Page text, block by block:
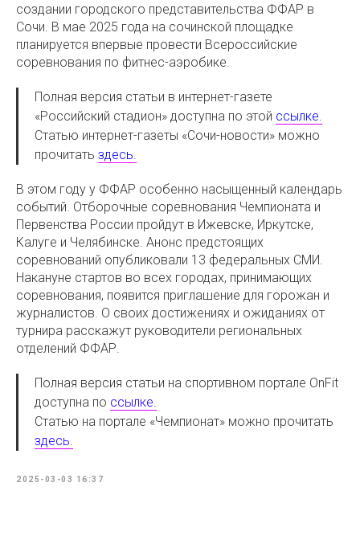
создании городского представительства ФФАР в
Сочи. В мае 2025 года на сочинской площадке
планируется впервые провести Всероссийские
соревнования по фитнес-аэробике.
Полная версия статьи в интернет-газете
«Российский стадион» доступна по этой ссылке.
Статью интернет-газеты «Сочи-новости» можно
прочитать здесь.
В этом году у ФФАР особенно насыщенный календарь
событий. Отборочные соревнования Чемпионата и
Первенства России пройдут в Ижевске, Иркутске,
Калуге и Челябинске. Анонс предстоящих
соревнований опубликовали 13 федеральных СМИ.
Накануне стартов во всех городах, принимающих
соревнования, появится приглашение для горожан и
журналистов. О своих достижениях и ожиданиях от
турнира расскажут руководители региональных
отделений ФФАР.
Полная версия статьи на спортивном портале OnFit
доступна по ссылке.
Статью на портале «Чемпионат» можно прочитать
здесь.
2025-03-03 16:37